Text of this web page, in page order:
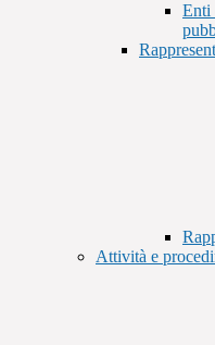
Enti
Attività e